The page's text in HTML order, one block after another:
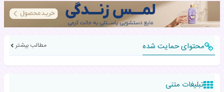
محتوای حمایت شده مطالب بیشتر
تبلیغات متنی